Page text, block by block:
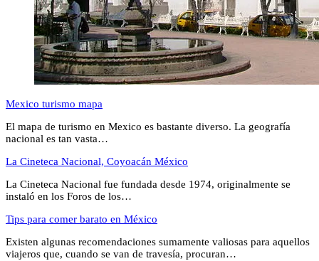
Mexico turismo mapa
El mapa de turismo en Mexico es bastante diverso. La geografía
nacional es tan vasta…
La Cineteca Nacional, Coyoacán México
La Cineteca Nacional fue fundada desde 1974, originalmente se
instaló en los Foros de los…
Tips para comer barato en México
Existen algunas recomendaciones sumamente valiosas para aquellos
viajeros que, cuando se van de travesía, procuran…